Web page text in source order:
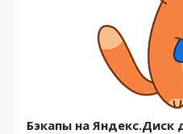
Бэкапы на Яндекс.Диск